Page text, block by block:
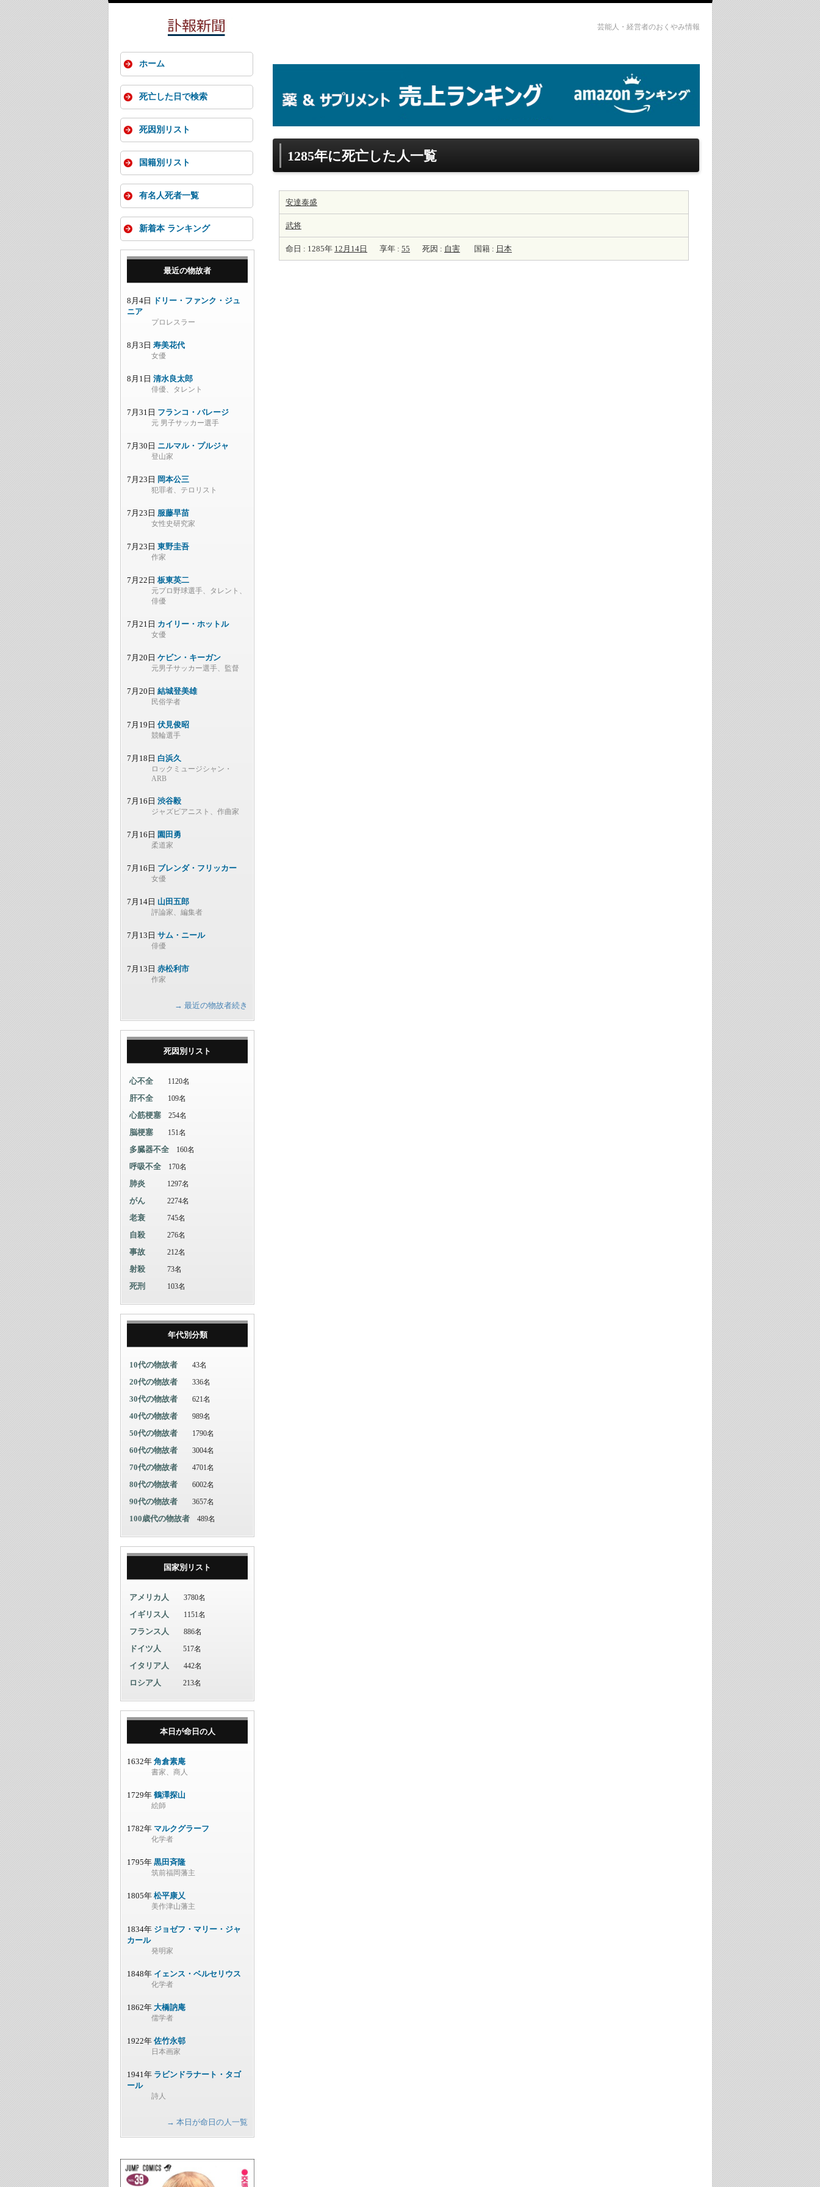
芸能人・経営者のおくやみ情報
1285年に死亡した人一覧
安達泰盛
武将
命日 : 1285年 12月14日 享年 : 55 死因 : 自害 国籍 : 日本
ホーム
死亡した日で検索
死因別リスト
国籍別リスト
有名人死者一覧
新着本 ランキング
最近の物故者
8月4日
ドリー・ファンク・ジュ
ニア
プロレスラー
8月3日 寿美花代
女優
8月1日 清水良太郎
俳優、タレント
7月31日 フランコ・バレージ
元 男子サッカー選手
7月30日 ニルマル・プルジャ
登山家
7月23日 岡本公三
犯罪者、テロリスト
7月23日 服藤早苗
女性史研究家
7月23日 東野圭吾
作家
7月22日 板東英二
元プロ野球選手、タレント、
俳優
7月21日 カイリー・ホットル
女優
7月20日 ケビン・キーガン
元男子サッカー選手、監督
7月20日 結城登美雄
民俗学者
7月19日 伏見俊昭
競輪選手
7月18日 白浜久
ロックミュージシャン・
ARB
7月16日 渋谷毅
ジャズピアニスト、作曲家
7月16日 園田勇
柔道家
7月16日 ブレンダ・フリッカー
女優
7月14日 山田五郎
評論家、編集者
7月13日 サム・ニール
俳優
7月13日 赤松利市
作家
→ 最近の物故者続き
死因別リスト
心不全 1120名
肝不全 109名
心筋梗塞 254名
脳梗塞 151名
多臓器不全 160名
呼吸不全 170名
肺炎 1297名
がん 2274名
老衰 745名
自殺 276名
事故 212名
射殺 73名
死刑 103名
年代別分類
10代の物故者 43名
20代の物故者 336名
30代の物故者 621名
40代の物故者 989名
50代の物故者 1790名
60代の物故者 3004名
70代の物故者 4701名
80代の物故者 6002名
90代の物故者 3657名
100歳代の物故者 489名
国家別リスト
アメリカ人 3780名
イギリス人 1151名
フランス人 886名
ドイツ人 517名
イタリア人 442名
ロシア人 213名
本日が命日の人
1632年 角倉素庵
書家、商人
1729年 鶴澤探山
絵師
1782年 マルクグラーフ
化学者
1795年 黒田斉隆
筑前福岡藩主
1805年 松平康乂
美作津山藩主
1834年 ジョゼフ・マリー・ジャ
カール
発明家
1848年 イェンス・ベルセリウス
化学者
1862年 大橋訥庵
儒学者
1922年 佐竹永邨
日本画家
1941年 ラビンドラナート・タゴ
ール
詩人
→ 本日が命日の人一覧